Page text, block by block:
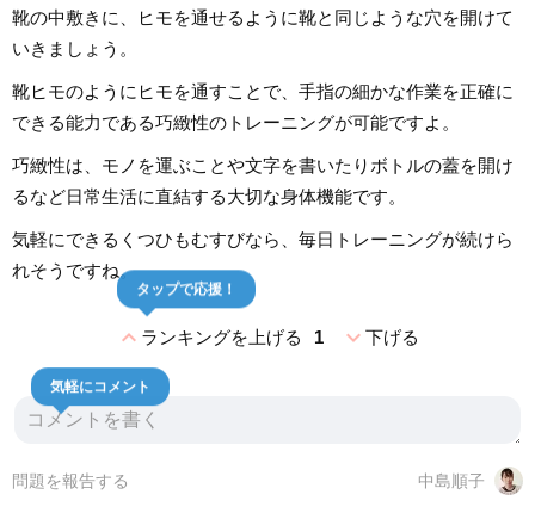
靴の中敷きに、ヒモを通せるように靴と同じような穴を開けて
いきましょう。
靴ヒモのようにヒモを通すことで、手指の細かな作業を正確に
できる能力である巧緻性のトレーニングが可能ですよ。
巧緻性は、モノを運ぶことや文字を書いたりボトルの蓋を開け
るなど日常生活に直結する大切な身体機能です。
気軽にできるくつひもむすびなら、毎日トレーニングが続けら
れそうですね。
expand_lessランキングを上げる 1
タップで応援！
expand_more下げる
気軽にコメント
中島順子
問題を報告する